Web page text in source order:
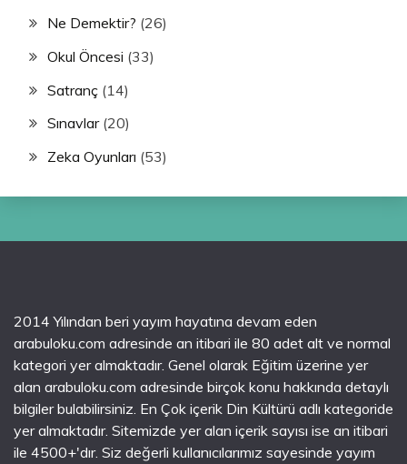
Ne Demektir? (26)
Okul Öncesi (33)
Satranç (14)
Sınavlar(20)
Zeka Oyunları (53)
2014 Yılından beri yayım hayatına devam eden
arabuloku.com adresinde an itibari ile 80 adet alt ve normal
kategori yer almaktadır. Genel olarak Eğitim üzerine yer
alan arabuloku.com adresinde birçok konu hakkında detaylı
bilgiler bulabilirsiniz. En Çok içerik Din Kültürü adlı kategoride
yer almaktadır. Sitemizde yer alan içerik sayısı ise an itibari
ile 4500+'dır. Siz değerli kullanıcılarımız sayesinde yayım